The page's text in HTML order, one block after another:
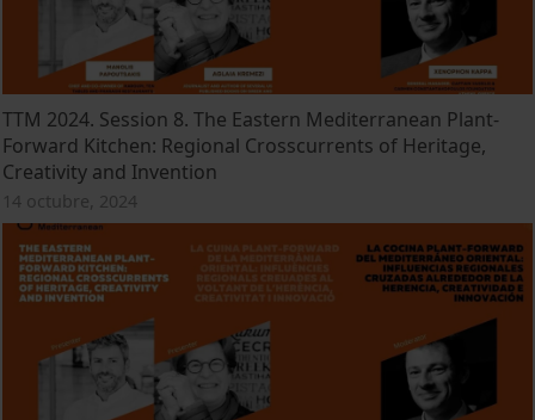
TTM 2024. Session 8. The Eastern Mediterranean Plant-
Forward Kitchen: Regional Crosscurrents of Heritage,
Creativity and Invention
14 octubre, 2024